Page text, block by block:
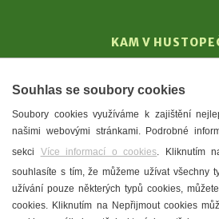
KAM V
T. G. Masaryk
Mandloně
Ubytování
Restaurace
Městské muzeum a
Souhlas se soubory cookies
Soubory cookies využíváme k zajištění
našimi webovými stránkami. Podrobné
sekci Více informací o cookies. Kliknutím
souhlasíte s tím, že můžeme užívat všechny
užívání pouze některých typů cookies,
cookies. Kliknutím na Nepřijmout cookies